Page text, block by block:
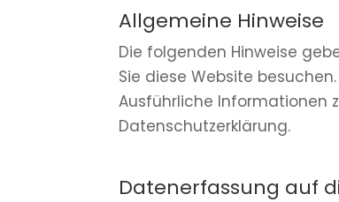
Allgemeine Hinweise
Die folgenden Hinweise
Sie diese Website
Ausführliche Informationen
Datenschutzerklärung.
Datenerfassung auf